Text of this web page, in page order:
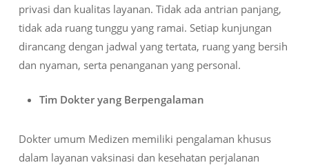
privasi dan kualitas layanan. Tidak ada antrian panjang,
tidak ada ruang tunggu yang ramai. Setiap kunjungan
dirancang dengan jadwal yang tertata, ruang yang bersih
dan nyaman, serta penanganan yang personal.
Tim Dokter yang Berpengalaman
Dokter umum Medizen memiliki pengalaman khusus
dalam layanan vaksinasi dan kesehatan perjalanan